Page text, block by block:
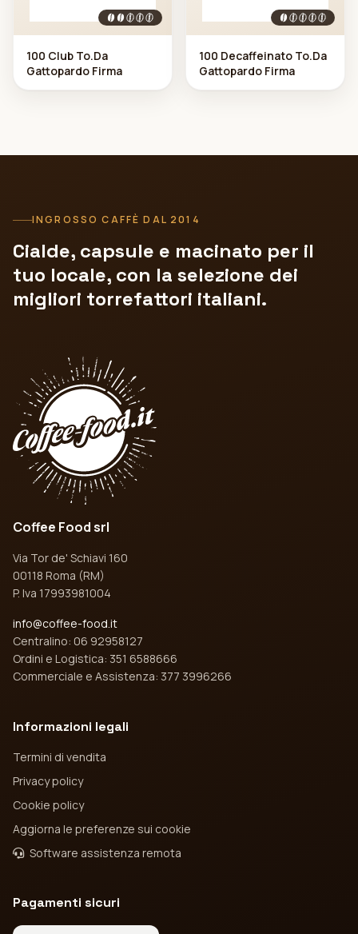
100 Club To.Da
Gattopardo Firma
100 Decaffeinato To.Da
Gattopardo Firma
INGROSSO CAFFÈ DAL 2014
Cialde, capsule e macinato per il
tuo locale, con la selezione dei
migliori torrefattori italiani.
Coffee Food srl
Via Tor de' Schiavi 160
00118 Roma (RM)
P. Iva 17993981004
info@coffee-food.it
Centralino: 06 92958127
Ordini e Logistica: 351 6588666
Commerciale e Assistenza: 377 3996266
Informazioni legali
Termini di vendita
Privacy policy
Cookie policy
Aggiorna le preferenze sui cookie
Software assistenza remota
Pagamenti sicuri